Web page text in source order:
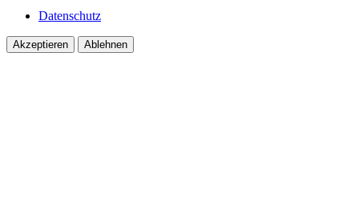
Datenschutz
Akzeptieren Ablehnen